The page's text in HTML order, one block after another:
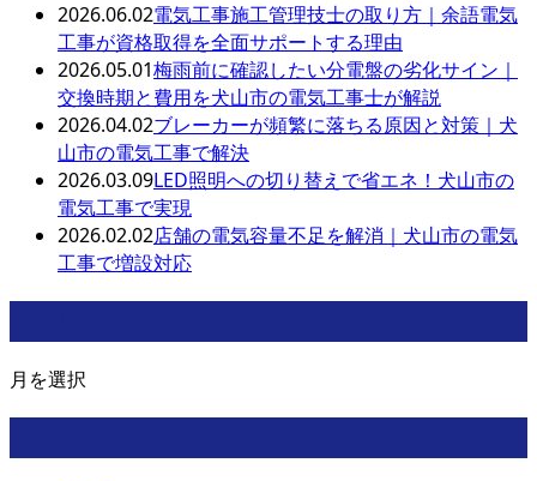
2026.06.02電気工事施工管理技士の取り方｜余語電気
工事が資格取得を全面サポートする理由
2026.05.01梅雨前に確認したい分電盤の劣化サイン｜
交換時期と費用を犬山市の電気工事士が解説
2026.04.02ブレーカーが頻繁に落ちる原因と対策｜犬
山市の電気工事で解決
2026.03.09LED照明への切り替えで省エネ！犬山市の
電気工事で実現
2026.02.02店舗の電気容量不足を解消｜犬山市の電気
工事で増設対応
月を選択